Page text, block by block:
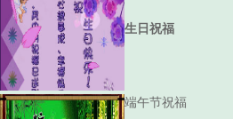
生日祝福
端午节祝福